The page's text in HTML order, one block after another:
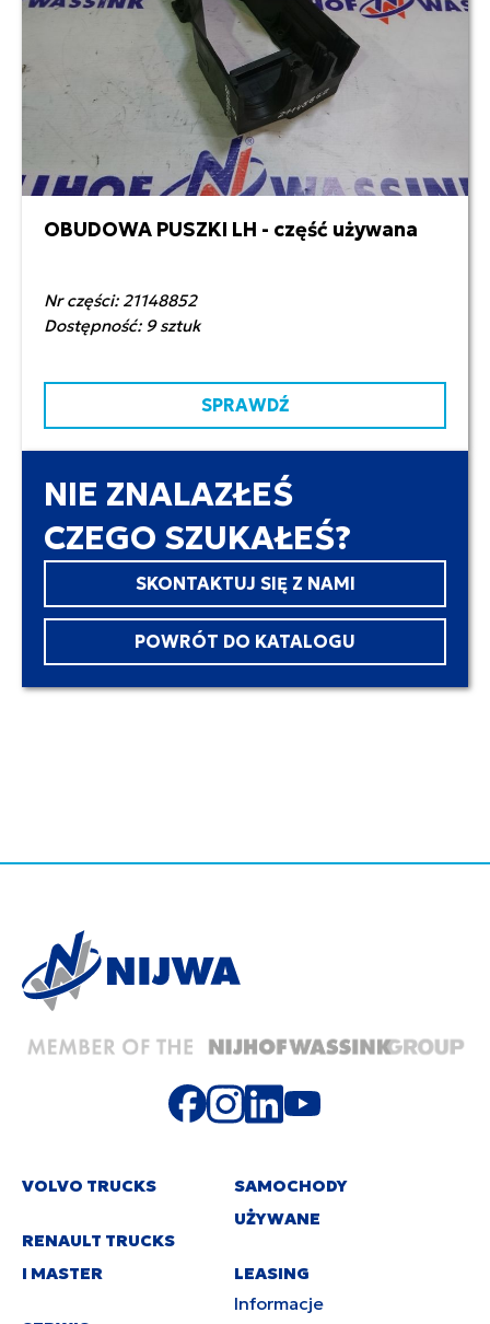
200,00 zł netto
OBUDOWA PUSZKI LH - część używana
Nr części: 21148852
Dostępność: 9 sztuk
SPRAWDŹ
NIE ZNALAZŁEŚ
CZEGO SZUKAŁEŚ?
SKONTAKTUJ SIĘ Z NAMI
POWRÓT DO KATALOGU
VOLVO TRUCKS
RENAULT TRUCKS
I MASTER
SAMOCHODY
UŻYWANE
LEASING
Informacje